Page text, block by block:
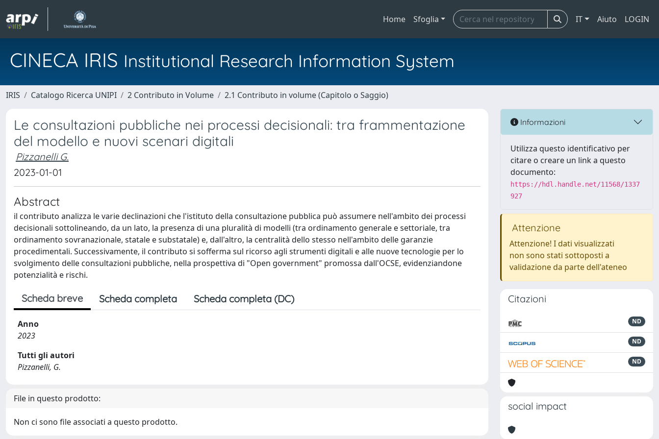
Home Sfoglia IT Aiuto LOGIN
CINECA IRIS Institutional Research Information System
IRIS Catalogo Ricerca UNIPI 2 Contributo in Volume 2.1 Contributo in volume (Capitolo o Saggio)
Le consultazioni pubbliche nei processi decisionali: tra frammentazione
del modello e nuovi scenari digitali
Pizzanelli G.
2023-01-01
Abstract
il contributo analizza le varie declinazioni che l'istituto della consultazione pubblica può assumere nell'ambito dei processi
decisionali sottolineando, da un lato, la presenza di una pluralità di modelli (tra ordinamento generale e settoriale, tra
ordinamento sovranazionale, statale e substatale) e, dall'altro, la centralità dello stesso nell'ambito delle garanzie
procedimentali. Successivamente, il contributo si sofferma sul ricorso agli strumenti digitali e alle nuove tecnologie per lo
svolgimento delle consultazioni pubbliche, nella prospettiva di "Open government" promossa dall'OCSE, evidenziandone
potenzialità e rischi.
Scheda breve Scheda completa Scheda completa (DC)
Anno
2023
Tutti gli autori
Pizzanelli, G.
File in questo prodotto:
Non ci sono file associati a questo prodotto.
Informazioni
Utilizza questo identificativo per
citare o creare un link a questo
documento:
https://hdl.handle.net/11568/1337
927
Attenzione
Attenzione! I dati visualizzati
non sono stati sottoposti a
validazione da parte dell'ateneo
Citazioni
ND
ND
ND
social impact